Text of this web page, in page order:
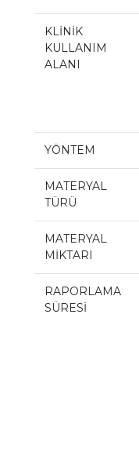
KLİNİK
KULLANIM
ALANI
YÖNTEM
MATERYAL
TÜRÜ
MATERYAL
MİKTARI
RAPORLAMA
SÜRESİ